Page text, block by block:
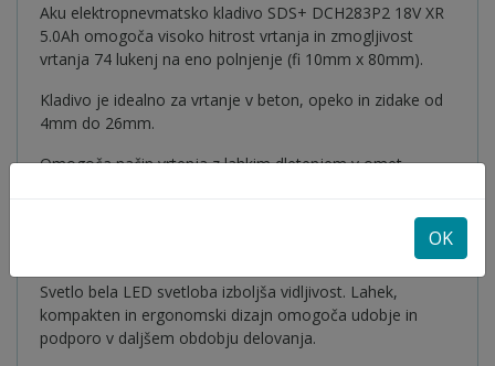
Aku elektropnevmatsko kladivo SDS+ DCH283P2 18V XR
5.0Ah omogoča visoko hitrost vrtanja in zmogljivost
vrtanja 74 lukenj na eno polnjenje (fi 10mm x 80mm).
Kladivo je idealno za vrtanje v beton, opeko in zidake od
4mm do 26mm.
Omogoča način vrtenja z lahkim dletenjem v omet,
Svetlo bela LED svetloba izboljša vidljivost. Lahek,
kompakten in ergonomski dizajn omogoča udobje in
podporo v daljšem obdobju delovanja.
OK